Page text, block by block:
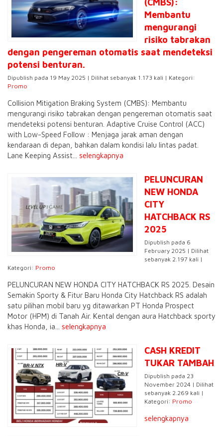
(CMBS):
Membantu
mengurangi
risiko tabrakan
dengan pengereman otomatis saat mendeteksi
potensi benturan.
Dipublish pada 19 May 2025 | Dilihat sebanyak 1.173 kali | Kategori:
Promo
Collision Mitigation Braking System (CMBS): Membantu
mengurangi risiko tabrakan dengan pengereman otomatis saat
mendeteksi potensi benturan. Adaptive Cruise Control (ACC)
with Low-Speed Follow : Menjaga jarak aman dengan
kendaraan di depan, bahkan dalam kondisi lalu lintas padat.
Lane Keeping Assist... selengkapnya
PELUNCURAN
NEW HONDA
CITY
HATCHBACK RS
2025
Dipublish pada 6
February 2025 | Dilihat
sebanyak 2.197 kali |
Kategori: Promo
PELUNCURAN NEW HONDA CITY HATCHBACK RS 2025. Desain
Semakin Sporty & Fitur Baru Honda City Hatchback RS adalah
satu pilihan mobil baru yg ditawarkan PT Honda Prospect
Motor (HPM) di Tanah Air. Kental dengan aura Hatchback sporty
khas Honda, ia... selengkapnya
CASH KREDIT
TUKAR TAMBAH
Dipublish pada 23
November 2024 | Dilihat
sebanyak 2.269 kali |
Kategori: Promo
selengkapnya